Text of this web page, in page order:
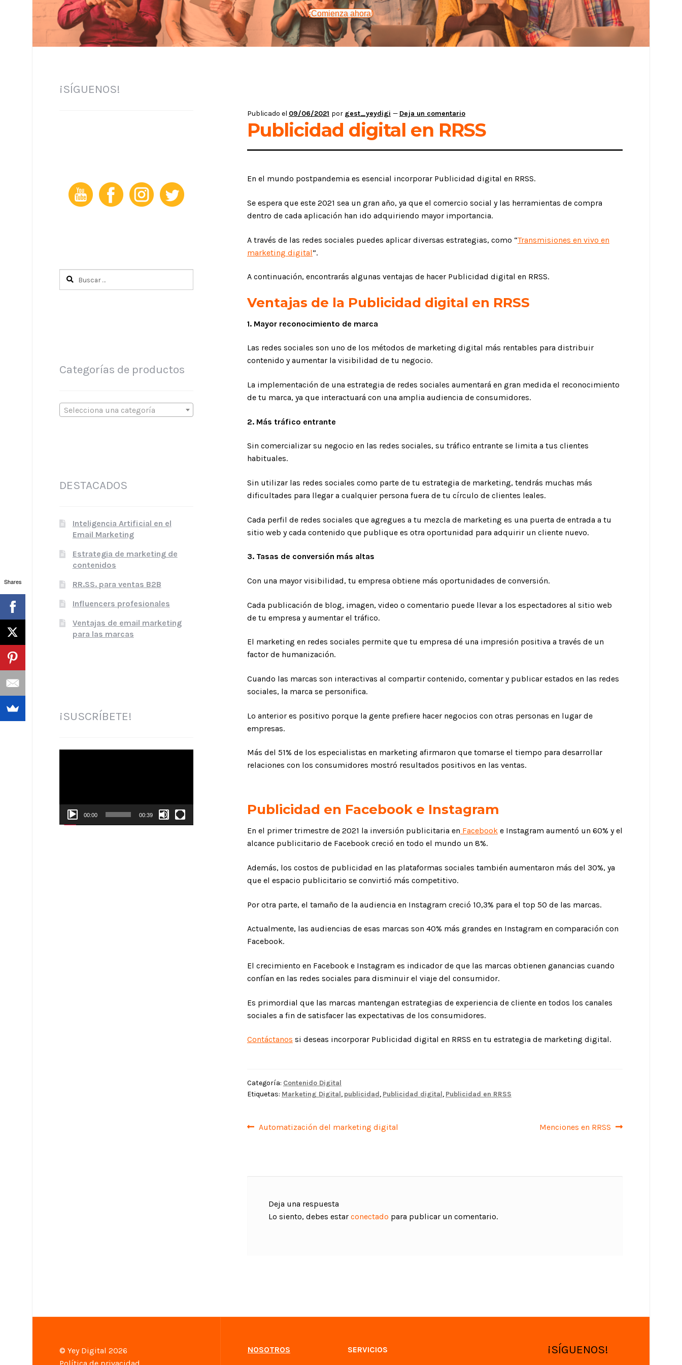
¡Comienza ahora!
Publicado el 09/06/2021 por gest_yeydigi — Deja un comentario
Publicidad digital en RRSS
En el mundo postpandemia es esencial incorporar Publicidad digital en RRSS.
Se espera que este 2021 sea un gran año, ya que el comercio social y las herramientas de compra
dentro de cada aplicación han ido adquiriendo mayor importancia.
A través de las redes sociales puedes aplicar diversas estrategias, como “Transmisiones en vivo en
marketing digital”.
A continuación, encontrarás algunas ventajas de hacer Publicidad digital en RRSS.
Ventajas de la Publicidad digital en RRSS
1. Mayor reconocimiento de marca
Las redes sociales son uno de los métodos de marketing digital más rentables para distribuir
contenido y aumentar la visibilidad de tu negocio.
La implementación de una estrategia de redes sociales aumentará en gran medida el reconocimiento
de tu marca, ya que interactuará con una amplia audiencia de consumidores.
2. Más tráfico entrante
Sin comercializar su negocio en las redes sociales, su tráfico entrante se limita a tus clientes
habituales.
Sin utilizar las redes sociales como parte de tu estrategia de marketing, tendrás muchas más
dificultades para llegar a cualquier persona fuera de tu círculo de clientes leales.
Cada perfil de redes sociales que agregues a tu mezcla de marketing es una puerta de entrada a tu
sitio web y cada contenido que publique es otra oportunidad para adquirir un cliente nuevo.
3. Tasas de conversión más altas
Con una mayor visibilidad, tu empresa obtiene más oportunidades de conversión.
Cada publicación de blog, imagen, video o comentario puede llevar a los espectadores al sitio web
de tu empresa y aumentar el tráfico.
El marketing en redes sociales permite que tu empresa dé una impresión positiva a través de un
factor de humanización.
Cuando las marcas son interactivas al compartir contenido, comentar y publicar estados en las redes
sociales, la marca se personifica.
Lo anterior es positivo porque la gente prefiere hacer negocios con otras personas en lugar de
empresas.
Más del 51% de los especialistas en marketing afirmaron que tomarse el tiempo para desarrollar
relaciones con los consumidores mostró resultados positivos en las ventas.
Publicidad en Facebook e Instagram
En el primer trimestre de 2021 la inversión publicitaria en Facebooke Instagram aumentó un 60% y el
alcance publicitario de Facebook creció en todo el mundo un 8%.
Además, los costos de publicidad en las plataformas sociales también aumentaron más del 30%, ya
que el espacio publicitario se convirtió más competitivo.
Por otra parte, el tamaño de la audiencia en Instagram creció 10,3% para el top 50 de las marcas.
Actualmente, las audiencias de esas marcas son 40% más grandes en Instagram en comparación con
Facebook.
El crecimiento en Facebook e Instagram es indicador de que las marcas obtienen ganancias cuando
confían en las redes sociales para disminuir el viaje del consumidor.
Es primordial que las marcas mantengan estrategias de experiencia de cliente en todos los canales
sociales a fin de satisfacer las expectativas de los consumidores.
Contáctanos si deseas incorporar Publicidad digital en RRSS en tu estrategia de marketing digital.
Categoría: Contenido Digital
Etiquetas: Marketing Digital, publicidad, Publicidad digital, Publicidad en RRSS
Navegación
Anterior:
Automatización del marketing digital Siguiente:
Menciones en RRSS
Deja una respuesta
Lo siento, debes estar conectado para publicar un comentario.
¡SÍGUENOS!
Buscar:
Categorías de productos
Selecciona una categoría
DESTACADOS
Inteligencia Artificial en el
Email Marketing
Estrategia de marketing de
contenidos
RR.SS. para ventas B2B
Influencers profesionales
Ventajas de email marketing
para las marcas
¡SUSCRÍBETE!
00:00 00:39
NOSOTROS SERVICIOS ¡SÍGUENOS!
© Yey Digital 2026
Shares